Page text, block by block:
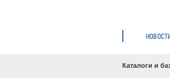
Каталоги и